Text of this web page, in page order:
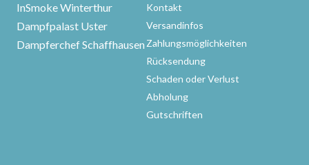
InSmoke Winterthur
Dampfpalast Uster
Dampferchef Schaffhausen
Kontakt
Versandinfos
Zahlungsmöglichkeiten
Rücksendung
Schaden oder Verlust
Abholung
Gutschriften